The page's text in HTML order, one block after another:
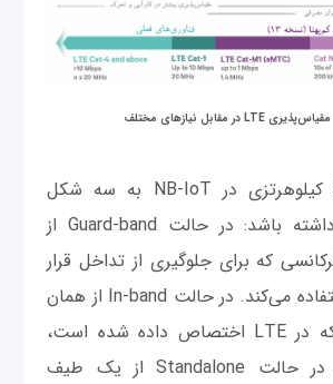
پهنای باند 200 کیلوهرتزی در NB-IoT به سه شکل
می‌تواند وجود داشته باشد: در حالت Guard-band از
که برای جلوگیری از تداخل قرار
داده می‌شود، استفاده می‌کند. در حالت In-band از همان
طیف فرکانسی که در LTE اختصاص داده شده است،
بهره می‌گیرد و در حالت Standalone از یک طیف